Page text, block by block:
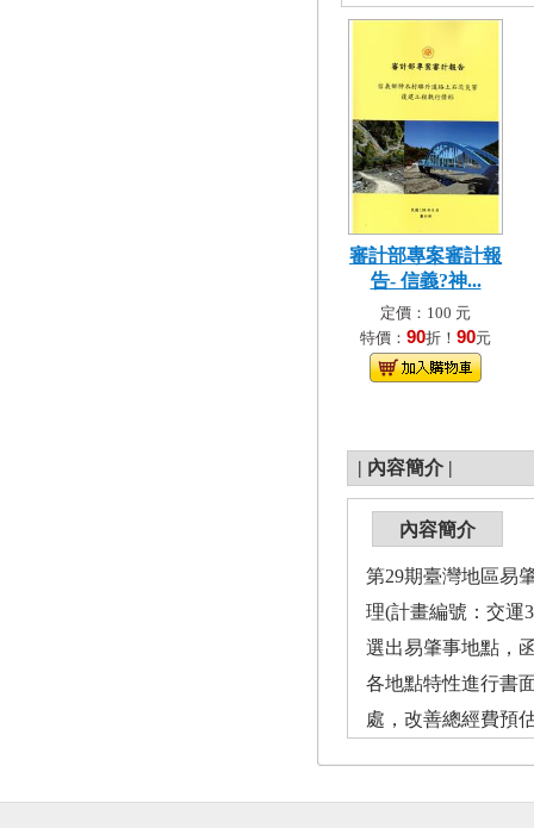
審計部專案審計報
告- 信義?神...
定價：100 元
特價： 90折！ 90元
| 內容簡介 |
內容簡介
第29期臺灣地區易
理(計畫編號：交運
選出易肇事地點，
各地點特性進行書
處，改善總經費預